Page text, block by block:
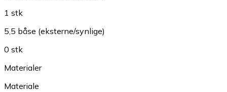
1 stk
5,5 båse (eksterne/synlige)
0 stk
Materialer
Materiale